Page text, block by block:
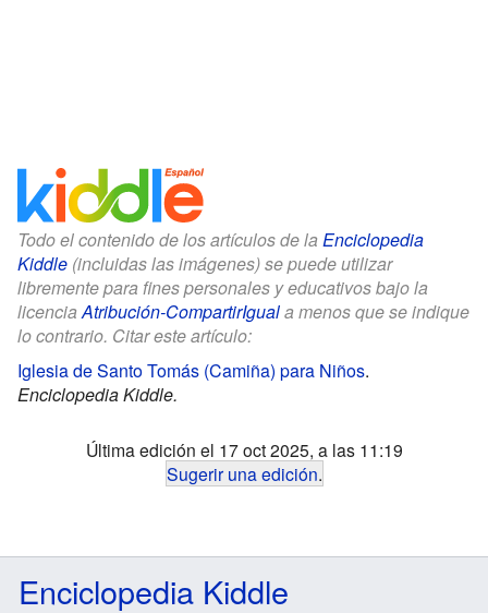
Todo el contenido de los artículos de la Enciclopedia
Kiddle (incluidas las imágenes) se puede utilizar
libremente para fines personales y educativos bajo la
licenciaAtribución-CompartirIguala menos que se indique
lo contrario. Citar este artículo:
Iglesia de Santo Tomás (Camiña) para Niños.
Enciclopedia Kiddle.
Última edición el 17 oct 2025, a las 11:19
Sugerir una edición.
Enciclopedia Kiddle